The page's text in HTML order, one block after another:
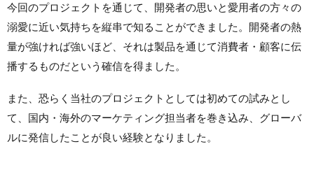
今回のプロジェクトを通じて、開発者の思いと愛用者の方々の
溺愛に近い気持ちを縦串で知ることができました。開発者の熱
量が強ければ強いほど、それは製品を通じて消費者・顧客に伝
播するものだという確信を得ました。
また、恐らく当社のプロジェクトとしては初めての試みとし
て、国内・海外のマーケティング担当者を巻き込み、グローバ
ルに発信したことが良い経験となりました。